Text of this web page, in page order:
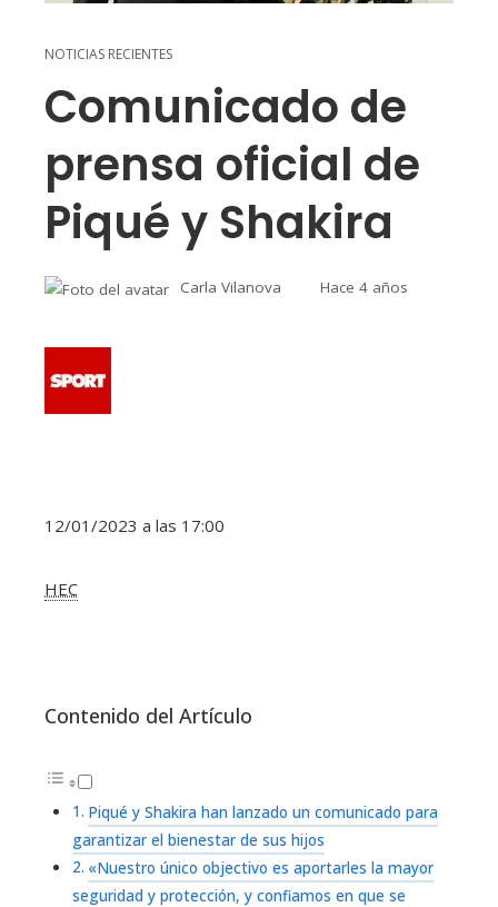
NOTICIAS RECIENTES
Comunicado de
prensa oficial de
Piqué y Shakira
Carla Vilanova Hace 4 años
12/01/2023 a las 17:00
HEC
Contenido del Artículo
Piqué y Shakira han lanzado un comunicado para
garantizar el bienestar de sus hijos
«Nuestro único objectivo es aportarles la mayor
seguridad y protección, y confiamos en que se